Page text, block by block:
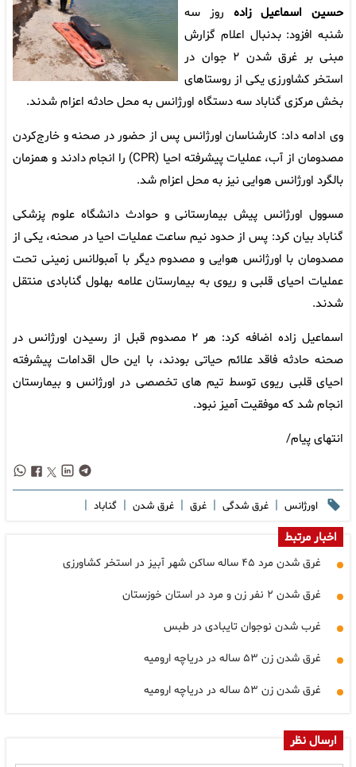
حسین اسماعیل زاده روز سه
شنبه افزود:‌ بدنبال اعلام گزارش
مبنی بر غرق شدن ۲ جوان در
استخر کشاورزی یکی از روستاهای
بخش مرکزی گناباد سه دستگاه اورژانس به محل حادثه اعزام شدند.
وی ادامه داد:‌ کارشناسان اورژانس پس از حضور در صحنه و خارج‌کردن
مصدومان از آب، عملیات پیشرفته احیا (CPR) را انجام دادند و همزمان
بالگرد اورژانس هوایی نیز به محل اعزام شد.
مسوول اورژانس پیش بیمارستانی و حوادث دانشگاه علوم پزشکی
گناباد بیان کرد: پس از حدود نیم ساعت عملیات احیا در صحنه، یکی از
مصدومان با اورژانس هوایی و مصدوم دیگر با آمبولانس زمینی تحت
عملیات احیای قلبی و ریوی به بیمارستان علامه بهلول گنابادی منتقل
شدند.
اسماعیل زاده اضافه کرد: هر ۲ مصدوم قبل از رسیدن اورژانس در
صحنه حادثه فاقد علائم حیاتی بودند، با این حال اقدامات پیشرفته
احیای قلبی ریوی توسط تیم های تخصصی در اورژانس و بیمارستان
انجام شد که موفقیت آمیز نبود.
انتهای پیام/
اورژانس | غرق شدگی | غرق | غرق شدن | گناباد |
اخبار مرتبط
غرق شدن مرد ۴۵ ساله ساکن شهر آبیز در استخر کشاورزی
غرق شدن ۲ نفر زن و مرد در استان خوزستان
غرب شدن نوجوان تایبادی در طبس
غرق شدن زن ۵۳ ساله در دریاچه ارومیه
غرق شدن زن ۵۳ ساله در دریاچه ارومیه
ارسال نظر